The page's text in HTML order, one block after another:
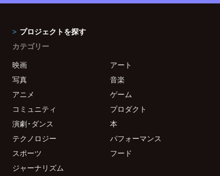
プロジェクトを探す
カテゴリー
映画
アート
写真
音楽
アニメ
ゲーム
コミュニティ
プロダクト
演劇・ダンス
本
テクノロジー
パフォーマンス
スポーツ
フード
ジャーナリズム